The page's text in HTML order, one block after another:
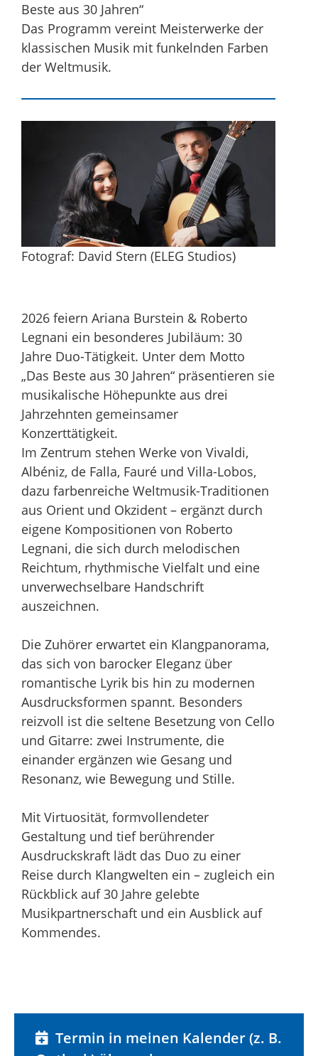
Beste aus 30 Jahren“
Das Programm vereint Meisterwerke der
klassischen Musik mit funkelnden Farben
der Weltmusik.
Fotograf: David Stern (ELEG Studios)
2026 feiern Ariana Burstein & Roberto
Legnani ein besonderes Jubiläum: 30
Jahre Duo-Tätigkeit. Unter dem Motto
„Das Beste aus 30 Jahren“ präsentieren sie
musikalische Höhepunkte aus drei
Jahrzehnten gemeinsamer
Konzerttätigkeit.
Im Zentrum stehen Werke von Vivaldi,
Albéniz, de Falla, Fauré und Villa-Lobos,
dazu farbenreiche Weltmusik-Traditionen
aus Orient und Okzident – ergänzt durch
eigene Kompositionen von Roberto
Legnani, die sich durch melodischen
Reichtum, rhythmische Vielfalt und eine
unverwechselbare Handschrift
auszeichnen.
Die Zuhörer erwartet ein Klangpanorama,
das sich von barocker Eleganz über
romantische Lyrik bis hin zu modernen
Ausdrucksformen spannt. Besonders
reizvoll ist die seltene Besetzung von Cello
und Gitarre: zwei Instrumente, die
einander ergänzen wie Gesang und
Resonanz, wie Bewegung und Stille.
Mit Virtuosität, formvollendeter
Gestaltung und tief berührender
Ausdruckskraft lädt das Duo zu einer
Reise durch Klangwelten ein – zugleich ein
Rückblick auf 30 Jahre gelebte
Musikpartnerschaft und ein Ausblick auf
Kommendes.
Termin in meinen Kalender (z. B.